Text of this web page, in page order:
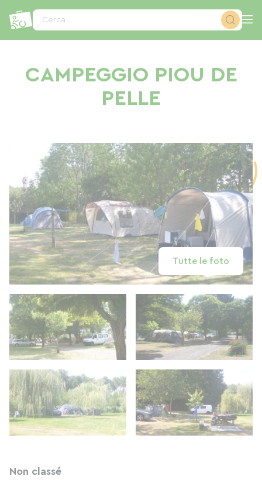
Cerca...
CAMPEGGIO PIOU DE
PELLE
Tutte le foto
Non classé
Pannello di gestione dei cookies